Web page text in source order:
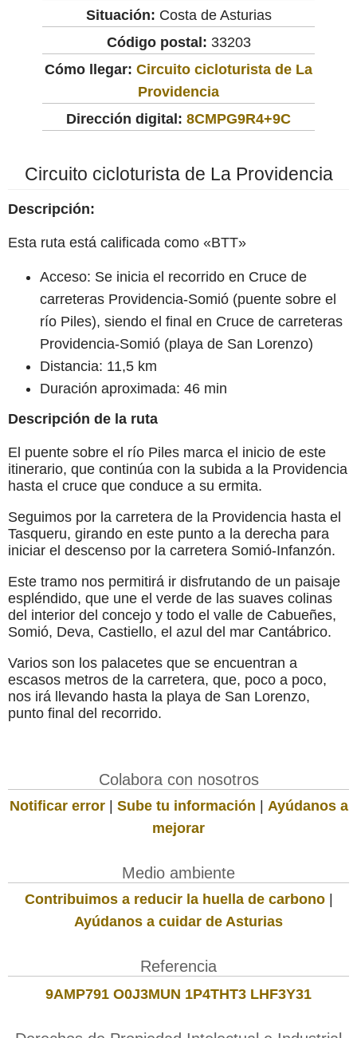
Situación: Costa de Asturias
Código postal: 33203
Cómo llegar: Circuito cicloturista de La
Providencia
Dirección digital: 8CMPG9R4+9C
Circuito cicloturista de La Providencia
Descripción:
Esta ruta está calificada como «BTT»
Acceso: Se inicia el recorrido en Cruce de
carreteras Providencia-Somió (puente sobre el
río Piles), siendo el final en Cruce de carreteras
Providencia-Somió (playa de San Lorenzo)
Distancia: 11,5 km
Duración aproximada: 46 min
Descripción de la ruta
El puente sobre el río Piles marca el inicio de este
itinerario, que continúa con la subida a la Providencia
hasta el cruce que conduce a su ermita.
Seguimos por la carretera de la Providencia hasta el
Tasqueru, girando en este punto a la derecha para
iniciar el descenso por la carretera Somió-Infanzón.
Este tramo nos permitirá ir disfrutando de un paisaje
espléndido, que une el verde de las suaves colinas
del interior del concejo y todo el valle de Cabueñes,
Somió, Deva, Castiello, el azul del mar Cantábrico.
Varios son los palacetes que se encuentran a
escasos metros de la carretera, que, poco a poco,
nos irá llevando hasta la playa de San Lorenzo,
punto final del recorrido.
Colabora con nosotros
Notificar error| Sube tu información | Ayúdanos a
mejorar
Medio ambiente
Contribuimos a reducir la huella de carbono|
Ayúdanos a cuidar de Asturias
Referencia
9AMP791 O0J3MUN 1P4THT3 LHF3Y31